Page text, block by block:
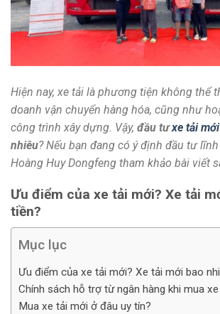
Hiện nay, xe tải là phương tiện không thể
doanh vận chuyển hàng hóa, cũng như
công trình xây dựng. Vậy, đầu tưxe tải mới
nhiêu? Nếu bạn đang có ý định đầu tư
Hoàng Huy Dongfeng tham khảo bài viết
Ưu điểm của xe tải mới? Xe tải
tiền?
Mục lục
Ưu điểm của xe tải mới? Xe tải mới bao
Chính sách hỗ trợ từ ngân hàng khi mua
Mua xe tải mới ở đâu uy tín?